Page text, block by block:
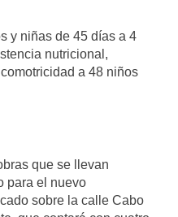
y niñas de 45 días a 4
nutricional,
a 48 niños
que se llevan
para el nuevo
sobre la calle Cabo